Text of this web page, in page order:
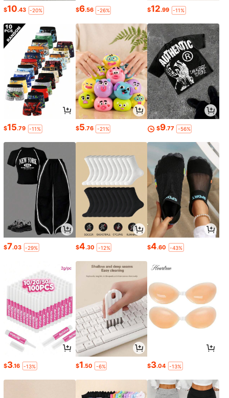
$10.43 -20% $6.56 -26% $12.99 -11%
$15.79 -11% $5.76 -21% $9.77 -56%
$7.03 -29% $4.30 -12% $4.60 -43%
$3.16 -13% $1.50 -6% $3.04 -13%